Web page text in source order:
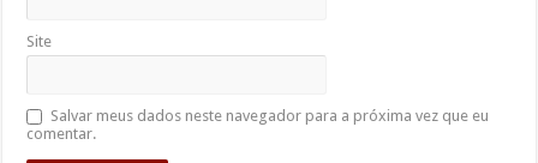
Site
Salvar meus dados neste navegador para a próxima vez que eu
comentar.